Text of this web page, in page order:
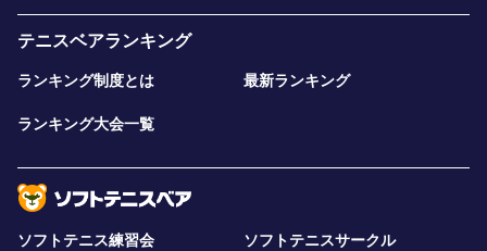
テニスベアランキング
ランキング制度とは 最新ランキング
ランキング大会一覧
ソフトテニス練習会 ソフトテニスサークル